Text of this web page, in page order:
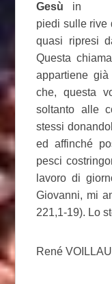
Gesù in
piedi sulle rive
quasi ripresi
Questa
appartiene
che, questa
soltanto alle
stessi
ed affinché
pesci
lavoro di
Giovanni, mi
221,1-19). Lo
René